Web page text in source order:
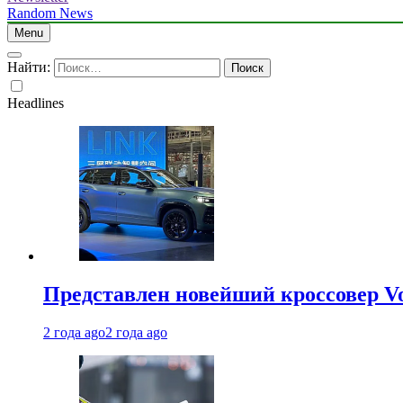
Random News
Menu
Найти:
Headlines
Представлен новейший кроссовер
2 года ago2 года ago